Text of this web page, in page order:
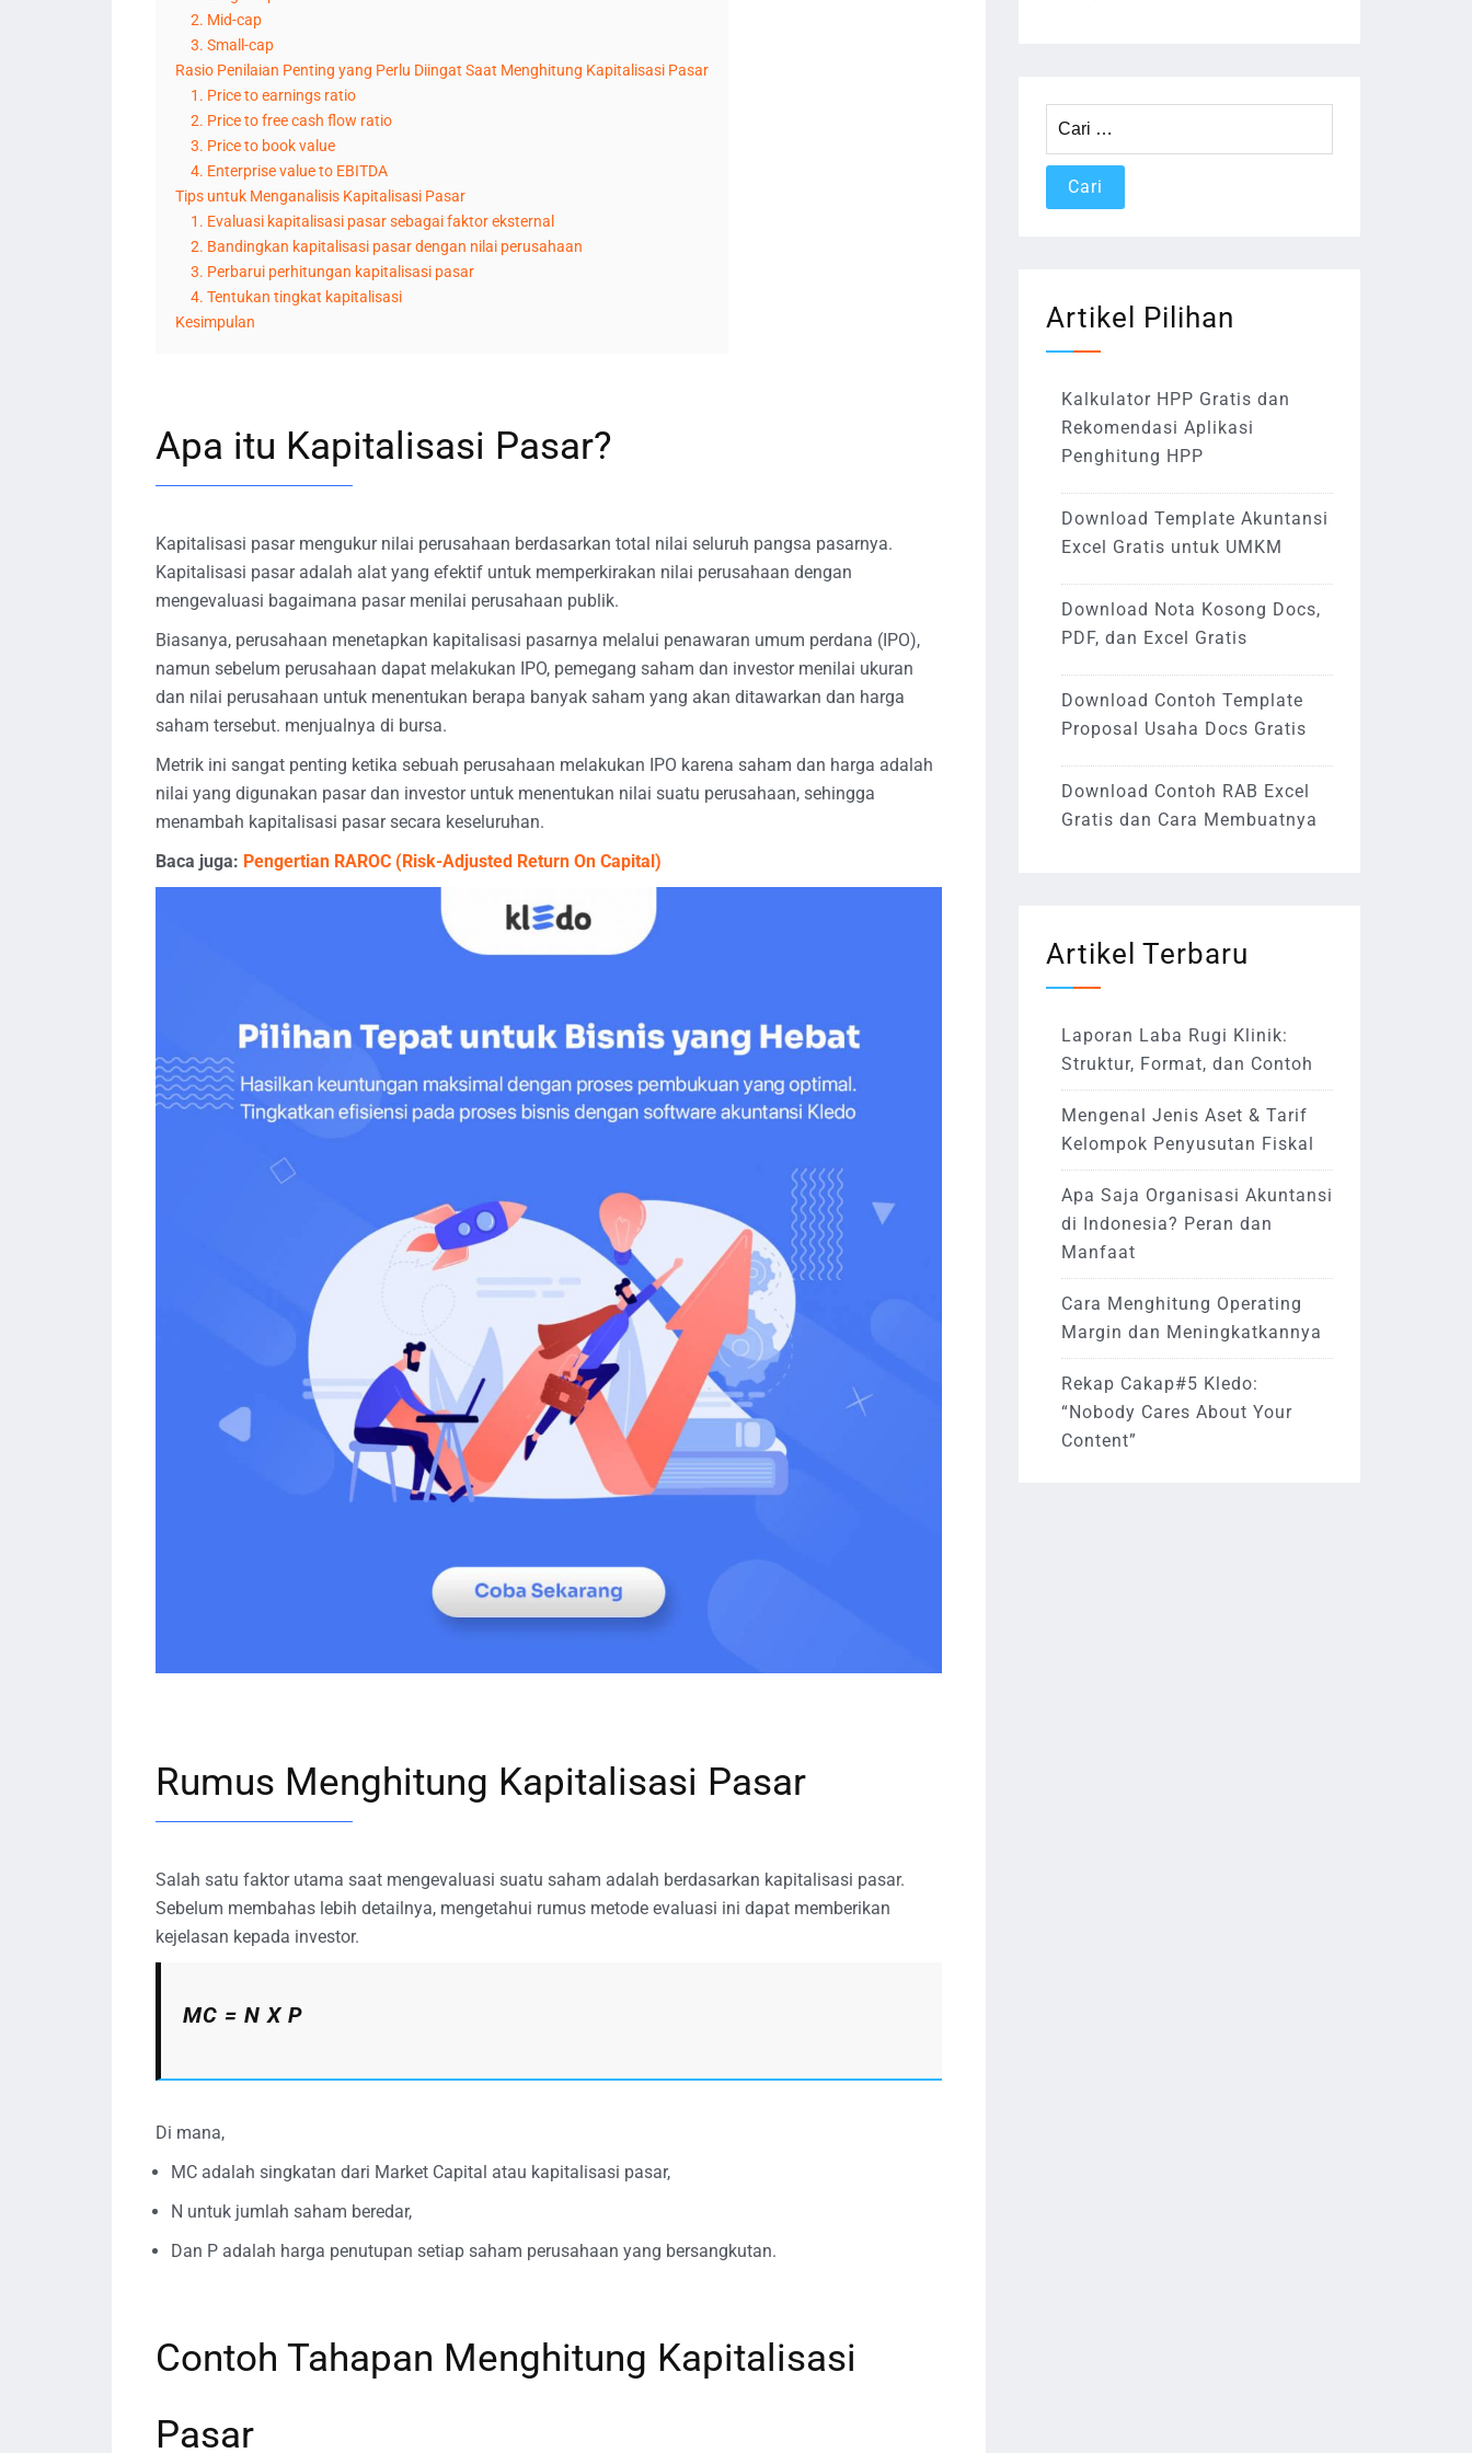
2. Mid-cap
3. Small-cap
Rasio Penilaian Penting yang Perlu Diingat Saat Menghitung Kapitalisasi Pasar
1. Price to earnings ratio
2. Price to free cash flow ratio
3. Price to book value
4. Enterprise value to EBITDA
Tips untuk Menganalisis Kapitalisasi Pasar
1. Evaluasi kapitalisasi pasar sebagai faktor eksternal
2. Bandingkan kapitalisasi pasar dengan nilai perusahaan
3. Perbarui perhitungan kapitalisasi pasar
4. Tentukan tingkat kapitalisasi
Kesimpulan
Apa itu Kapitalisasi Pasar?
Kapitalisasi pasar mengukur nilai perusahaan berdasarkan total nilai seluruh pangsa pasarnya.
Kapitalisasi pasar adalah alat yang efektif untuk memperkirakan nilai perusahaan dengan
mengevaluasi bagaimana pasar menilai perusahaan publik.
Biasanya, perusahaan menetapkan kapitalisasi pasarnya melalui penawaran umum perdana (IPO),
namun sebelum perusahaan dapat melakukan IPO, pemegang saham dan investor menilai ukuran
dan nilai perusahaan untuk menentukan berapa banyak saham yang akan ditawarkan dan harga
saham tersebut. menjualnya di bursa.
Metrik ini sangat penting ketika sebuah perusahaan melakukan IPO karena saham dan harga adalah
nilai yang digunakan pasar dan investor untuk menentukan nilai suatu perusahaan, sehingga
menambah kapitalisasi pasar secara keseluruhan.
Baca juga: Pengertian RAROC (Risk-Adjusted Return On Capital)
Rumus Menghitung Kapitalisasi Pasar
Salah satu faktor utama saat mengevaluasi suatu saham adalah berdasarkan kapitalisasi pasar.
Sebelum membahas lebih detailnya, mengetahui rumus metode evaluasi ini dapat memberikan
kejelasan kepada investor.
MC = N X P
Di mana,
MC adalah singkatan dari Market Capital atau kapitalisasi pasar,
N untuk jumlah saham beredar,
Dan P adalah harga penutupan setiap saham perusahaan yang bersangkutan.
Contoh Tahapan Menghitung Kapitalisasi
Pasar
untuk:
Artikel Pilihan
Kalkulator HPP Gratis dan
Rekomendasi Aplikasi
Penghitung HPP
Download Template Akuntansi
Excel Gratis untuk UMKM
Download Nota Kosong Docs,
PDF, dan Excel Gratis
Download Contoh Template
Proposal Usaha Docs Gratis
Download Contoh RAB Excel
Gratis dan Cara Membuatnya
Artikel Terbaru
Laporan Laba Rugi Klinik:
Struktur, Format, dan Contoh
Mengenal Jenis Aset & Tarif
Kelompok Penyusutan Fiskal
Apa Saja Organisasi Akuntansi
di Indonesia? Peran dan
Manfaat
Cara Menghitung Operating
Margin dan Meningkatkannya
Rekap Cakap#5 Kledo:
“Nobody Cares About Your
Content”